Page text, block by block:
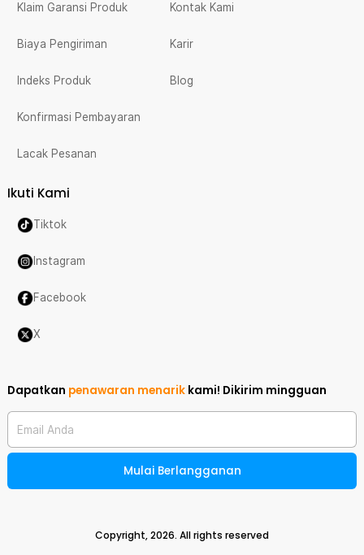
Klaim Garansi Produk
Biaya Pengiriman
Indeks Produk
Konfirmasi Pembayaran
Lacak Pesanan
Kontak Kami
Karir
Blog
Ikuti Kami
Tiktok
Instagram
Facebook
X
Dapatkan penawaran menarik kami! Dikirim mingguan
Email Anda
Mulai Berlangganan
Copyright,2026. All rights reserved